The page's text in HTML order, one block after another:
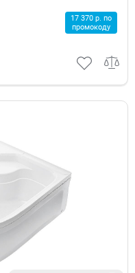
17 370 р. по
промокоду